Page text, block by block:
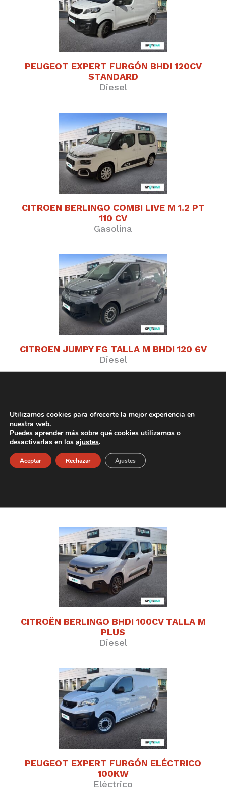
PEUGEOT EXPERT FURGÓN BHDI 120CV
STANDARD
Diesel
CITROEN BERLINGO COMBI LIVE M 1.2 PT
110 CV
Gasolina
CITROEN JUMPY FG TALLA M BHDI 120 6V
Diesel
CITROËN BERLINGO BHDI 100CV TALLA M
PLUS
Diesel
PEUGEOT EXPERT FURGÓN ELÉCTRICO
100KW
Eléctrico
NC5X PLUG-IN HYBRID SHINE
Híbrido
Utilizamos cookies para ofrecerte la mejor experiencia en
nuestra web.
Puedes aprender más sobre qué cookies utilizamos o
desactivarlas en los ajustes.
Aceptar Rechazar Ajustes